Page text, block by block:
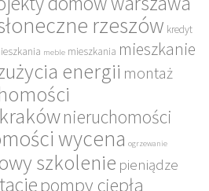
rzeszów kredyt
meble mieszkania mieszkanie
energii montaż
nieruchomości
wycena ogrzewanie
szkolenie pieniądze
pompy ciepła